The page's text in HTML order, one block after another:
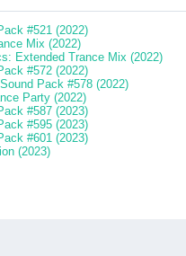
#521 (2022)
Mix (2022)
Extended Trance Mix (2022)
#572 (2022)
Pack #578 (2022)
Party (2022)
#587 (2023)
#595 (2023)
#601 (2023)
(2023)